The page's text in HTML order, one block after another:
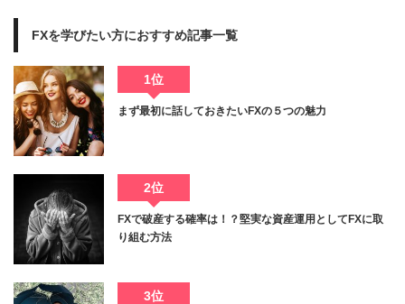
FXを学びたい方におすすめ記事一覧
1位
まず最初に話しておきたいFXの５つの魅力
2位
FXで破産する確率は！？堅実な資産運用としてFXに取
り組む方法
3位